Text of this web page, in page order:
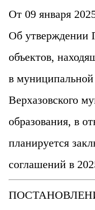
От 09 января
Об утверждении
объектов,
в муниципальной
Верхазовского
образования, в
планируется
соглашений в